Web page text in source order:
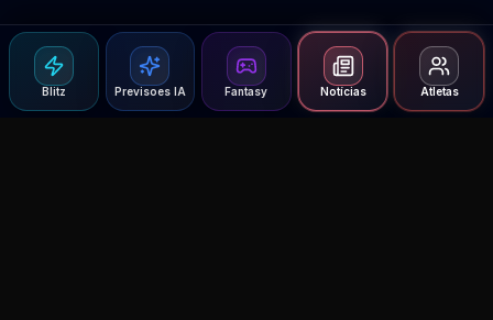
Blitz Previsoes IA Fantasy Notícias Atletas